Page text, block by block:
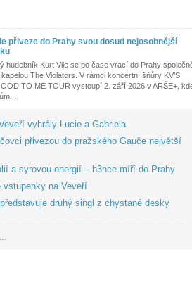
přiveze do Prahy svou dosud nejosobnější
hudebník Kurt Vile se po čase vrací do Prahy
The Violators. V rámci koncertní šňůry KV’S
TO ME TOUR vystoupí 2. září 2026 v ARŠE+,
vyhrály Lucie a Gabriela
přivezou do pražského Gauče největší
a syrovou energií – h3nce míří do Prahy
vstupenky na Veveří
druhý singl z chystané desky